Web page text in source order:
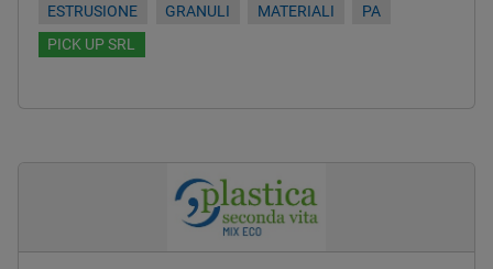
ESTRUSIONE GRANULI MATERIALI
PA
PICK UP SRL